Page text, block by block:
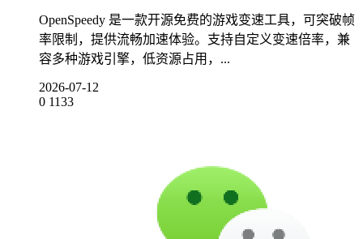
OpenSpeedy 是一款开源免费的游戏变速工具，可突破帧
率限制，提供流畅加速体验。支持自定义变速倍率，兼
容多种游戏引擎，低资源占用，...
2026-07-12
0 1133